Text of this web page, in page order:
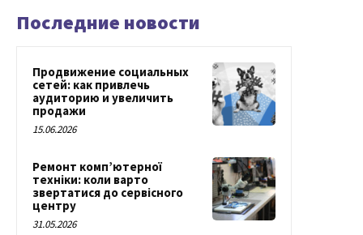
Последние новости
Продвижение социальных
сетей: как привлечь
аудиторию и увеличить
продажи
15.06.2026
Ремонт комп’ютерної
техніки: коли варто
звертатися до сервісного
центру
31.05.2026